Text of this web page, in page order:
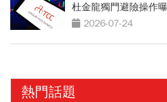
杜金龍獨門避險操作
2026-07-24
熱門話題